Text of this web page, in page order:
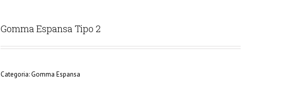
Gomma Espansa Tipo 2
Categoria:Gomma Espansa